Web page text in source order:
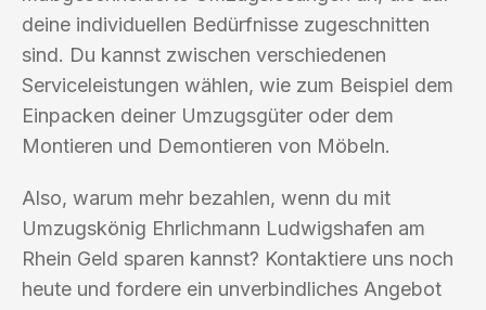
deine individuellen Bedürfnisse zugeschnitten
sind. Du kannst zwischen verschiedenen
Serviceleistungen wählen, wie zum Beispiel dem
Einpacken deiner Umzugsgüter oder dem
Montieren und Demontieren von Möbeln.
Also, warum mehr bezahlen, wenn du mit
Umzugskönig Ehrlichmann Ludwigshafen am
Rhein Geld sparen kannst? Kontaktiere uns noch
heute und fordere ein unverbindliches Angebot